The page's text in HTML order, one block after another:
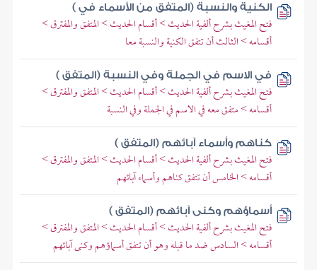
الكنية والنسبة (المتفق من الأسماء في )
فتح المغيث بشرح ألفية الحديث > أقسام الحديث > المتفق والمفترق >
أقسامه > الثالث أن تتفق الكنية والنسبة معا
في الاسم في الجملة وفي النسبة (المتفق )
فتح المغيث بشرح ألفية الحديث > أقسام الحديث > المتفق والمفترق >
أقسامه > متفق معه في الاسم في الجملة وفي النسبة
كناهم وأسماء آبائهم (المتفق )
فتح المغيث بشرح ألفية الحديث > أقسام الحديث > المتفق والمفترق >
أقسامه > الخامس أن تتفق كناهم وأسماء آبائهم
أسماؤهم وكنى آبائهم (المتفق )
فتح المغيث بشرح ألفية الحديث > أقسام الحديث > المتفق والمفترق >
أقسامه > السادس ضد ما قبله وهو أن تتفق أسماؤهم وكنى آبائهم